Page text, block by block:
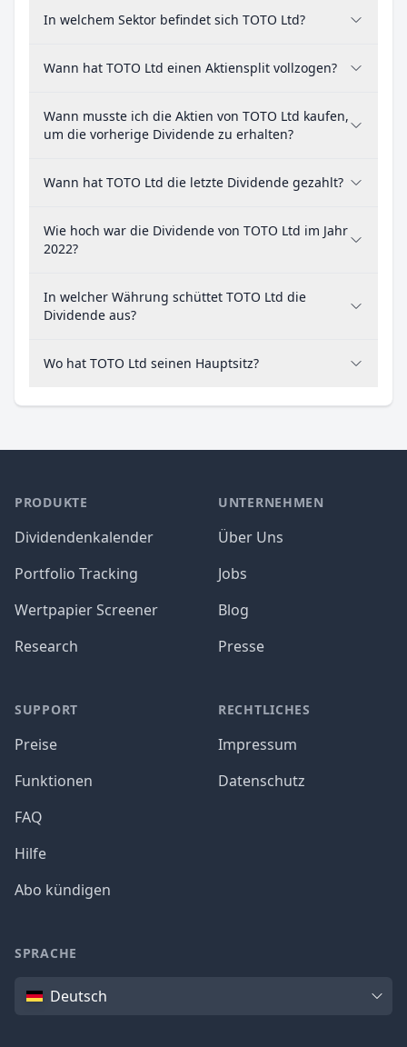
In welchem Sektor befindet sich TOTO Ltd?
Wann hat TOTO Ltd einen Aktiensplit vollzogen?
Wann musste ich die Aktien von TOTO Ltd kaufen,
um die vorherige Dividende zu erhalten?
Wann hat TOTO Ltd die letzte Dividende gezahlt?
Wie hoch war die Dividende von TOTO Ltd im Jahr
2022?
In welcher Währung schüttet TOTO Ltd die
Dividende aus?
Wo hat TOTO Ltd seinen Hauptsitz?
PRODUKTE
Dividendenkalender
Portfolio Tracking
Wertpapier Screener
Research
SUPPORT
Preise
Funktionen
FAQ
Hilfe
Abo kündigen
UNTERNEHMEN
Über Uns
Jobs
Blog
Presse
RECHTLICHES
Impressum
Datenschutz
SPRACHE
SpracheDeutsch